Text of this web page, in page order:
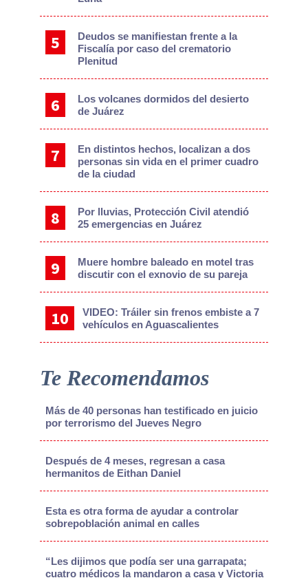
Deudos se manifiestan frente a la
Fiscalía por caso del crematorio
Plenitud
Los volcanes dormidos del desierto
de Juárez
En distintos hechos, localizan a dos
personas sin vida en el primer cuadro
de la ciudad
Por lluvias, Protección Civil atendió
25 emergencias en Juárez
Muere hombre baleado en motel tras
discutir con el exnovio de su pareja
VIDEO: Tráiler sin frenos embiste a 7
vehículos en Aguascalientes
Te Recomendamos
Más de 40 personas han testificado en juicio
por terrorismo del Jueves Negro
Después de 4 meses, regresan a casa
hermanitos de Eithan Daniel
Esta es otra forma de ayudar a controlar
sobrepoblación animal en calles
“Les dijimos que podía ser una garrapata;
cuatro médicos la mandaron a casa y Victoria